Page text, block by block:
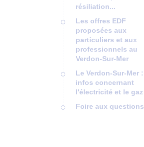
résiliation...
Les offres EDF
proposées aux
particuliers et aux
professionnels au
Verdon-Sur-Mer
Le Verdon-Sur-Mer :
infos concernant
l'électricité et le gaz
Foire aux questions